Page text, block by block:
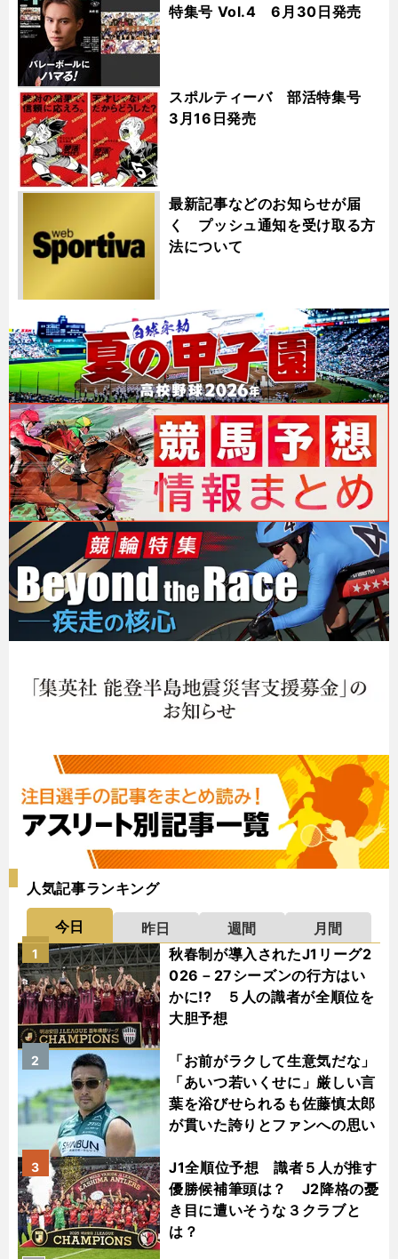
特集号 Vol.4 6月30日発売
スポルティーバ 部活特集号
3月16日発売
最新記事などのお知らせが届
く プッシュ通知を受け取る方
法について
人気記事ランキング
今日 昨日 週間
月間
秋春制が導入されたJ1リーグ2
026－27シーズンの行方はい
かに!? ５人の識者が全順位を
大胆予想
1
「お前がラクして生意気だな」
「あいつ若いくせに」厳しい言
葉を浴びせられるも佐藤慎太郎
が貫いた誇りとファンへの思い
2
J1全順位予想 識者５人が推す
優勝候補筆頭は？ J2降格の憂
き目に遭いそうな３クラブと
は？
3